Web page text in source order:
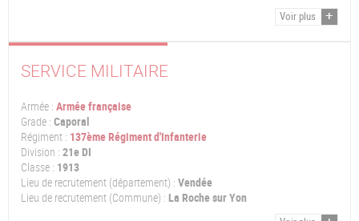
Voir plus
SERVICE MILITAIRE
Armée : Armée française
Grade : Caporal
Régiment : 137ème Régiment d'Infanterie
Division : 21e DI
Classe : 1913
Lieu de recrutement (département) : Vendée
Lieu de recrutement (Commune) : La Roche sur Yon